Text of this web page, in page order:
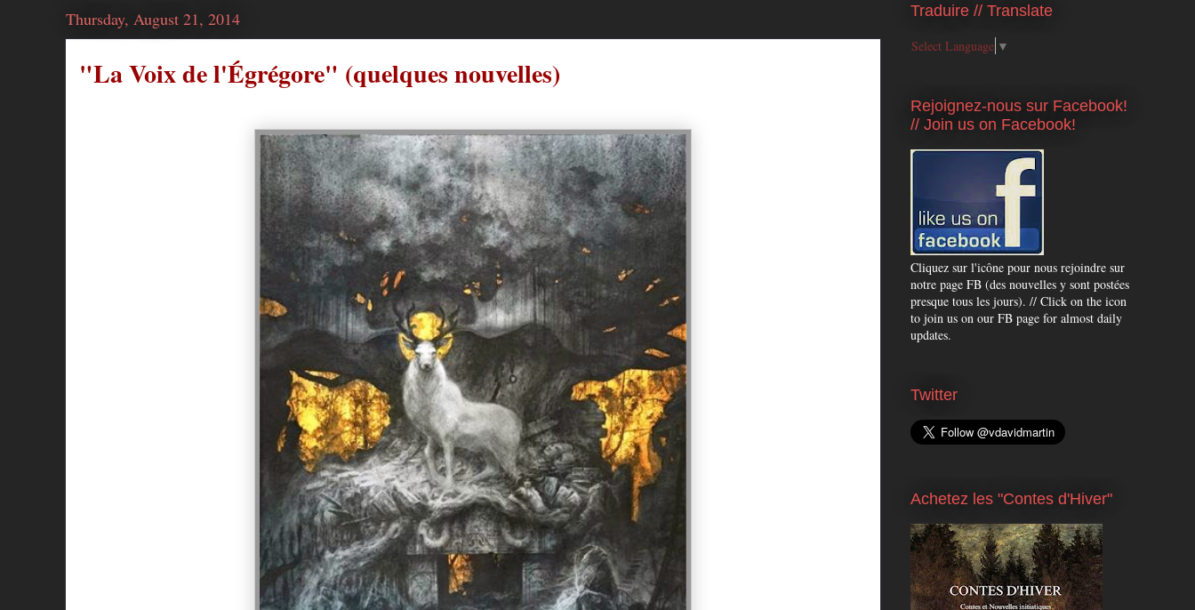
Thursday, August 21, 2014
"La Voix de l'Égrégore" (quelques nouvelles)
Traduire // Translate
Select Language ▼
Rejoignez-nous sur Facebook!
// Join us on Facebook!
Cliquez sur l'icône pour nous rejoindre sur
notre page FB (des nouvelles y sont postées
presque tous les jours). // Click on the icon
to join us on our FB page for almost daily
updates.
Twitter
Achetez les "Contes d'Hiver"